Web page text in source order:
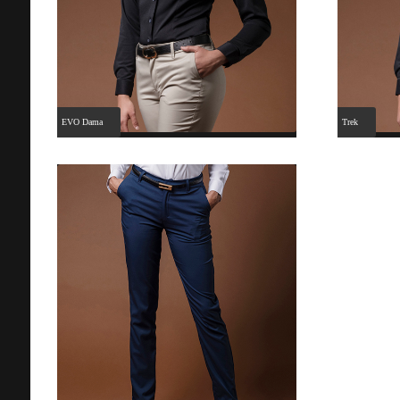
EVO Dama Trek